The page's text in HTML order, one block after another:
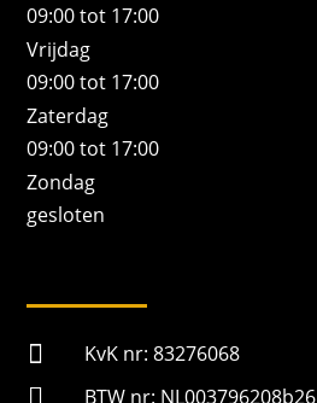
09:00 tot 17:00
Vrijdag
09:00 tot 17:00
Zaterdag
09:00 tot 17:00
Zondag
gesloten
 KvK nr: 83276068
BTW nr: NL003796208b26